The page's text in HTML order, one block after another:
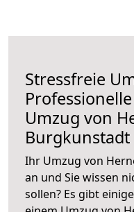
Stressfreie
Umzug von
Burgkunstadt
Ihr Umzug von
an und Sie wissen
sollen? Es gibt